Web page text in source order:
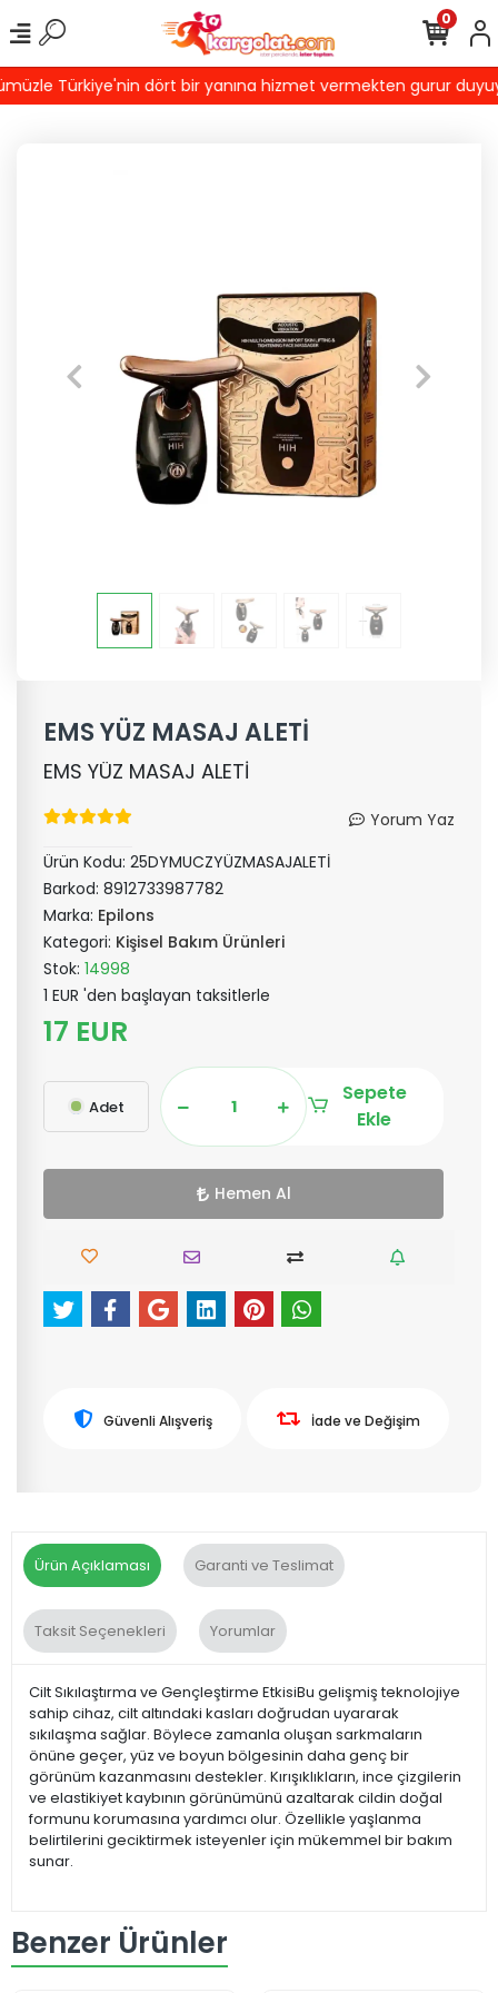
Türkiye'nin dört bir yanına hizmet vermekten gurur
0
EMS YÜZ MASAJ ALETİ
EMS YÜZ MASAJ ALETİ
Yorum Yaz
Ürün Kodu: 25DYMUCZYÜZMASAJALETİ
Barkod: 8912733987782
Marka: Epilons
Kategori: Kişisel Bakım Ürünleri
Stok: 14998
1 EUR 'den başlayan taksitlerle
17 EUR
Adet
Sepete
Ekle
Hemen Al
Güvenli Alışveriş İade ve Değişim
Ürün Açıklaması Garanti ve Teslimat
Taksit Seçenekleri Yorumlar
Cilt Sıkılaştırma ve Gençleştirme EtkisiBu gelişmiş teknolojiye
sahip cihaz, cilt altındaki kasları doğrudan uyararak
sıkılaşma sağlar. Böylece zamanla oluşan sarkmaların
önüne geçer, yüz ve boyun bölgesinin daha genç bir
görünüm kazanmasını destekler. Kırışıklıkların, ince çizgilerin
ve elastikiyet kaybının görünümünü azaltarak cildin doğal
formunu korumasına yardımcı olur. Özellikle yaşlanma
belirtilerini geciktirmek isteyenler için mükemmel bir bakım
sunar.
Benzer Ürünler